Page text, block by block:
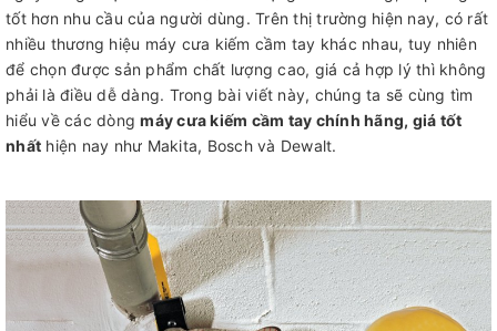
tốt hơn nhu cầu của người dùng. Trên thị trường hiện nay, có rất
nhiều thương hiệu máy cưa kiếm cầm tay khác nhau, tuy nhiên
để chọn được sản phẩm chất lượng cao, giá cả hợp lý thì không
phải là điều dễ dàng. Trong bài viết này, chúng ta sẽ cùng tìm
hiểu về các dòngmáy cưa kiếm cầm tay chính hãng, giá tốt
nhất hiện nay như Makita, Bosch và Dewalt.